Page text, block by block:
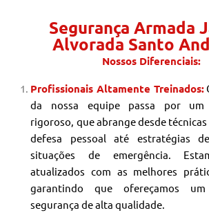
Segurança Armada
Alvorada Santo
Nossos Diferenciais:
Profissionais Altamente Treinados:
da nossa equipe passa por um
rigoroso, que abrange desde técnicas
defesa pessoal até estratégias
situações de emergência.
atualizados com as melhores
garantindo que ofereçamos
segurança de alta qualidade.